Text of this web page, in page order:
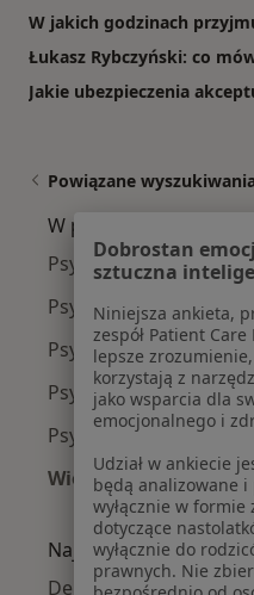
W jakich godzinach
Łukasz Rybczyński: co
Jakie ubezpieczenia
Powiązane
W pobliżu Zielonej Góry
Psycholodzy w
Psycholodzy w Nowej
Psycholodzy w
Psycholodzy w Żarach
Psycholodzy w
Więcej (7)
Więcej w
Najczęście leczone
Depresja w Zielonej
Dobrostan
sztuczna
Niniejsza ankieta,
zespół Patient
lepsze
korzystają z
jako wsparcia dla
emocjonalnego i
Udział w ankiecie
będą analizowane
wyłącznie w formie
dotyczące
wyłącznie do
prawnych. Nie